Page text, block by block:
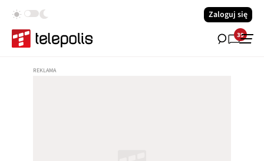
Zaloguj się
39